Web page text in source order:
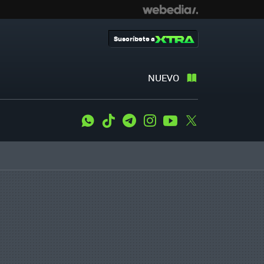
NUEVO
Suscríbete a
WhatsApp
Tiktok TelegramInstagramYoutube